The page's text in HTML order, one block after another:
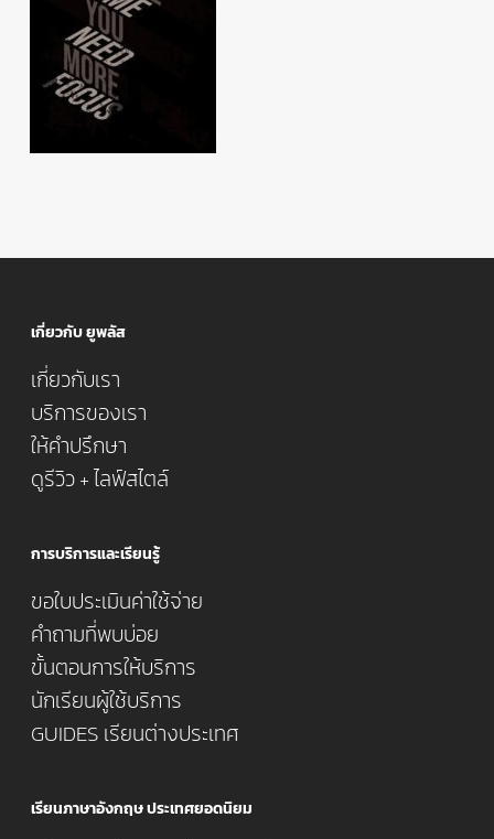
เกี่ยวกับ ยูพลัส
เกี่ยวกับเรา
บริการของเรา
ให้คำปรึกษา
ดูรีวิว + ไลฟ์สไตล์
การบริการและเรียนรู้
ขอใบประเมินค่าใช้จ่าย
คำถามที่พบบ่อย
ขั้นตอนการให้บริการ
นักเรียนผู้ใช้บริการ
GUIDES เรียนต่างประเทศ
เรียนภาษาอังกฤษ ประเทศยอดนิยม